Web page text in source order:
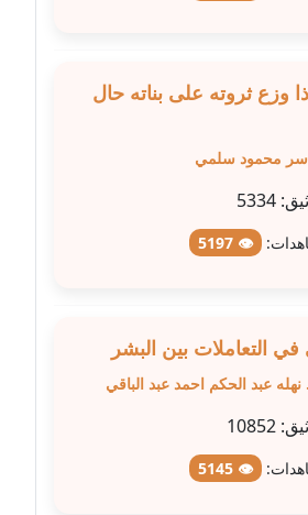
(ماعت)
وزع ثروته على بناته حال
محمود سلمي
5334
👁 5197
في التعاملات بين البشر
نهله عبد الحكم احمد عبد الباقي
10852
👁 5145